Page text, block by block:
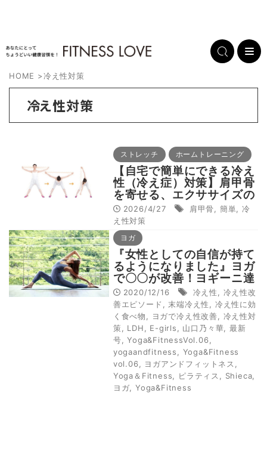
HOME >冷え性対策
冷え性対策
ストレッチ ホームトレーニング
【自宅で簡単にできる冷え
性（冷え症）対策】肩甲骨
を寄せる、エクササイズの
やり方
2026/4/27 肩甲骨 簡単 ,冷
え性対策
ヨガ
『女性としての自信が持て
るようになりました』ヨガ
で〇〇が改善！ヨギーニ達
のリアルなエピソード
2020/12/16 冷え性
冷え性改
善エピソード
末端冷え性
冷え性に効
く食べ物
ヨガで冷え性改善
冷え性対
策
LDH E-girls 山口乃々華
最新
号 ,Yoga&FitnessVol.06
yogaandfitness
Yoga&Fitness
vol.06
ヨガアンドフィットネス
Yoga＆Fitness
ピラティス Shieca
ヨガ
Yoga&Fitness